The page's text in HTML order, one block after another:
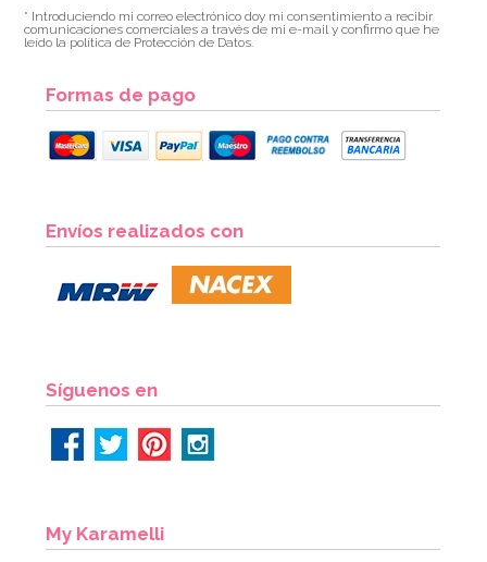
* Introduciendo mi correo electrónico doy mi consentimiento a recibir
comunicaciones comerciales a través de mi e-mail y confirmo que he
leído la política de Protección de Datos.
Formas de pago
Envíos realizados con
Síguenos en
My Karamelli